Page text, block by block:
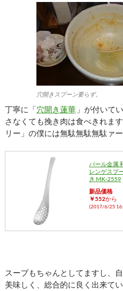
穴開きスプーン要らず。
丁寧に「穴開き蓮華 」が付いて
さなくても挽き肉は食べきれま
リー」の僕には無駄無駄無駄ァー
パール金属
レンゲスプ
き MK-2559
新品価格
￥552から
(2017/6/25
スープもちゃんとしてますし、
美味しく、総合的に良く出来て